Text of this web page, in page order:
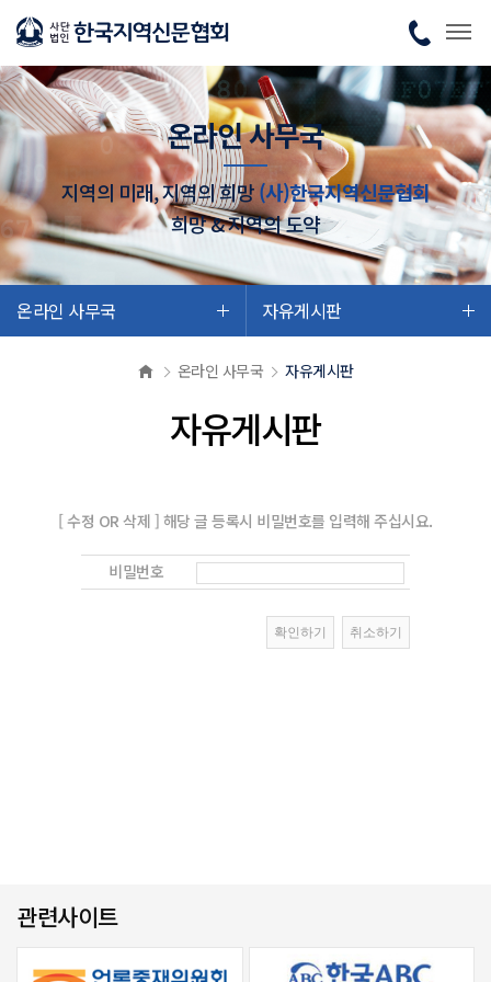
온라인 사무국
지역의 미래, 지역의 희망(사)한국지역신문협회
희망 & 지역의 도약
온라인 사무국 자유게시판
온라인 사무국 자유게시판
자유게시판
[ 수정 OR 삭제 ] 해당 글 등록시 비밀번호를 입력해 주십시요.
비밀번호
관련사이트